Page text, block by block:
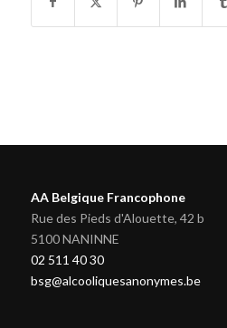
AA Belgique Francophone
Rue des Pieds d'Alouette, 42 b
5100 NANINNE
02 511 40 30
bsg@alcooliquesanonymes.be